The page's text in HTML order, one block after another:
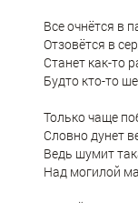
Все очнётся в
Отзовётся в
Станет как-то
Будто кто-то
Только чаще
Словно дунет
Ведь шумит
Над могилой